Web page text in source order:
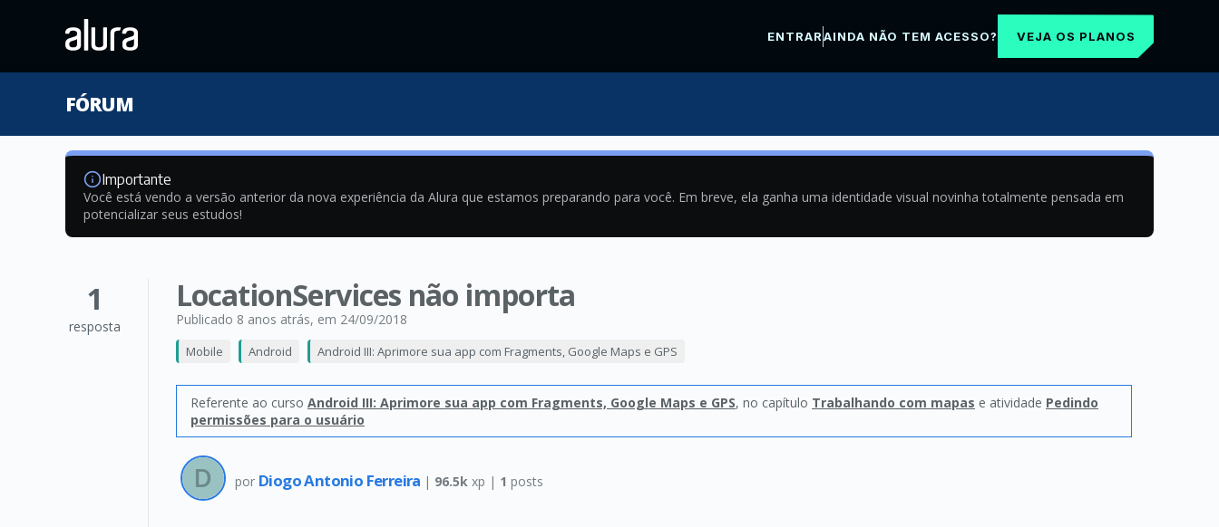
ENTRARAINDA NÃO TEM ACESSO? VEJA OS PLANOS
FÓRUM
Importante
Você está vendo a versão anterior da nova experiência da Alura que estamos preparando para você. Em breve, ela ganha uma identidade visual novinha totalmente pensada em
potencializar seus estudos!
1
resposta
LocationServices não importa
Publicado 8 anos atrás, em 24/09/2018
Mobile Android Android III: Aprimore sua app com Fragments, Google Maps e GPS
Referente ao curso Android III: Aprimore sua app com Fragments, Google Maps e GPS, no capítulo Trabalhando com mapas e atividade Pedindo
permissões para o usuário
por Diogo Antonio Ferreira | 96.5k xp | 1 posts